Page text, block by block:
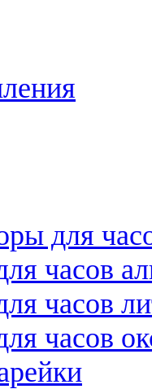
для
часов
часов
часов